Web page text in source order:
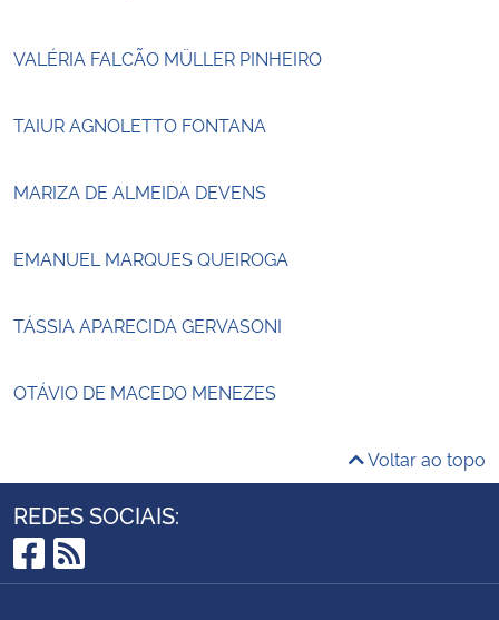
VALÉRIA FALCÃO MÜLLER PINHEIRO
TAIUR AGNOLETTO FONTANA
MARIZA DE ALMEIDA DEVENS
EMANUEL MARQUES QUEIROGA
TÁSSIA APARECIDA GERVASONI
OTÁVIO DE MACEDO MENEZES
Voltar ao topo
REDES SOCIAIS:
Facebook
RSS